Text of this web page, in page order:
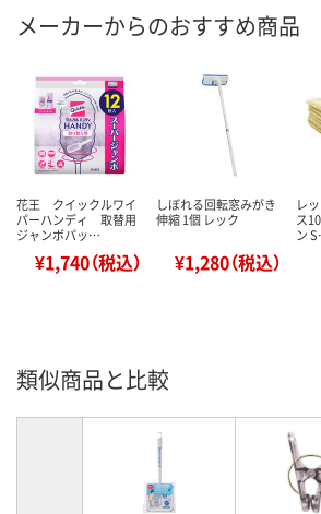
メーカーからのおすすめ商品
花王 クイックルワイ
パーハンディ 取替用
ジャンボパッ…
¥1,740（税込）
しぼれる回転窓みがき
伸縮 1個 レック
¥1,280（税込）
レ
ス
ン
類似商品と比較